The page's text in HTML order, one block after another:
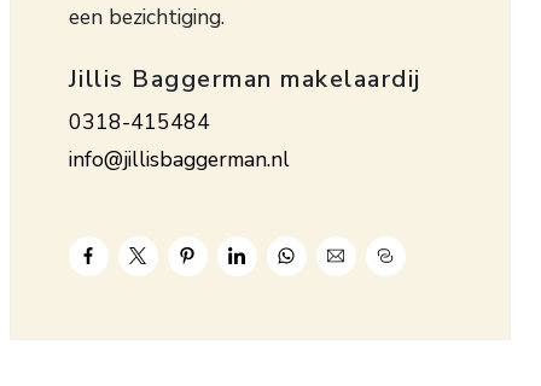
een bezichtiging.
Jillis Baggerman makelaardij
0318-415484
info@jillisbaggerman.nl